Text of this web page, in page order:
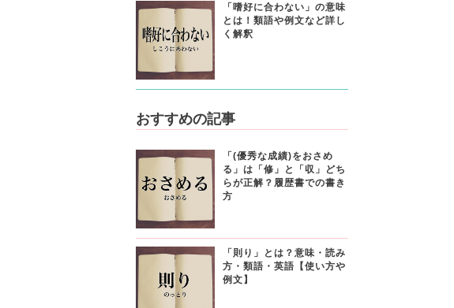
「嗜好に合わない」の意味
とは！類語や例文など詳し
く解釈
おすすめの記事
「(優秀な成績)をおさめ
る」は「修」と「収」どち
らが正解？履歴書での書き
方
「則り」とは？意味・読み
方・類語・英語【使い方や
例文】